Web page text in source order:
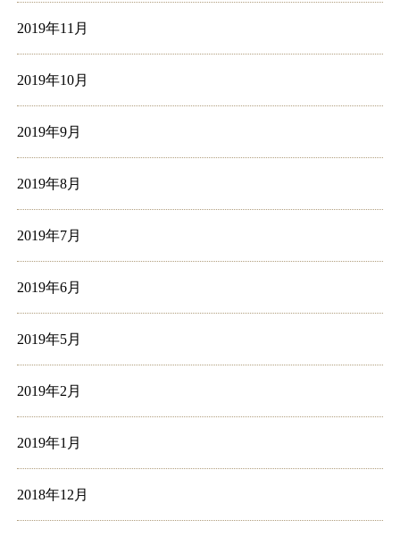
2019年11月
2019年10月
2019年9月
2019年8月
2019年7月
2019年6月
2019年5月
2019年2月
2019年1月
2018年12月